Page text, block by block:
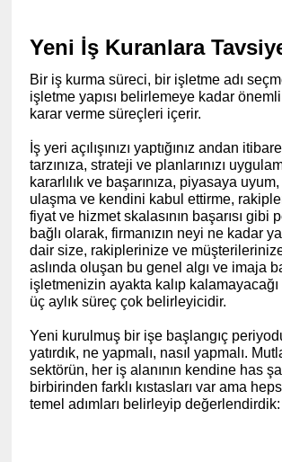
Yeni İş Kuranlara
Bir iş kurma süreci, bir işletme adı
işletme yapısı belirlemeye kadar
karar verme süreçleri içerir.
İş yeri açılışınızı yaptığınız andan
tarzınıza, strateji ve planlarınızı
kararlılık ve başarınıza, piyasaya
ulaşma ve kendini kabul ettirme,
fiyat ve hizmet skalasının başarısı gibi
bağlı olarak, firmanızın neyi ne kadar
dair size, rakiplerinize ve
aslında oluşan bu genel algı ve imaja
işletmenizin ayakta kalıp kalamayacağı
üç aylık süreç çok belirleyicidir.
Yeni kurulmuş bir işe başlangıç
yatırdık, ne yapmalı, nasıl yapmalı.
sektörün, her iş alanının kendine has
birbirinden farklı kıstasları var ama
temel adımları belirleyip değerlendirdik: